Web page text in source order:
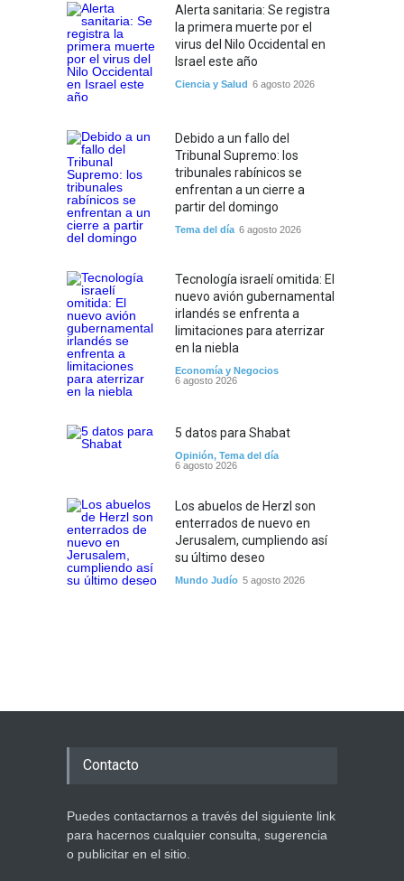
Alerta sanitaria: Se registra
la primera muerte por el
virus del Nilo Occidental en
Israel este año
Ciencia y Salud 6 agosto 2026
Debido a un fallo del
Tribunal Supremo: los
tribunales rabínicos se
enfrentan a un cierre a
partir del domingo
Tema del día 6 agosto 2026
Tecnología israelí omitida: El
nuevo avión gubernamental
irlandés se enfrenta a
limitaciones para aterrizar
en la niebla
Economía y Negocios
6 agosto 2026
5 datos para Shabat
Opinión, Tema del día
6 agosto 2026
Los abuelos de Herzl son
enterrados de nuevo en
Jerusalem, cumpliendo así
su último deseo
Mundo Judío 5 agosto 2026
Contacto
Puedes contactarnos a través del siguiente link
para hacernos cualquier consulta, sugerencia
o publicitar en el sitio.